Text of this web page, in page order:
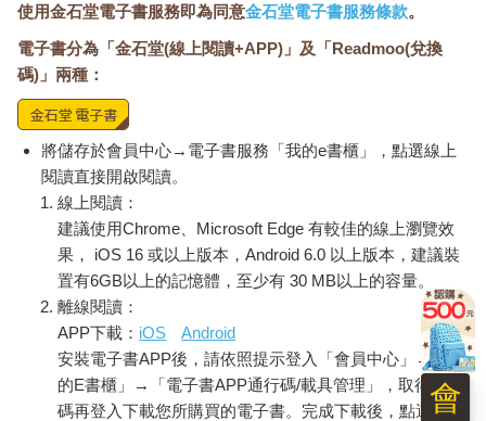
使用金石堂電子書服務即為同意金石堂電子書服務條款。
電子書分為「金石堂(線上閱讀+APP)」及「Readmoo(兌換
碼)」兩種：
將儲存於會員中心→電子書服務「我的e書櫃」，點選線上
閱讀直接開啟閱讀。
線上閱讀：
建議使用Chrome、Microsoft Edge 有較佳的線上瀏覽效
果， iOS 16 或以上版本，Android 6.0 以上版本，建議裝
置有6GB以上的記憶體，至少有 30 MB以上的容量。
離線閱讀：
APP下載： iOS
Android
安裝電子書APP後，請依照提示登入「會員中心」→「我
的E書櫃」→「電子書APP通行碼/載具管理」，取得通行
碼再登入下載您所購買的電子書。完成下載後，點選任一
會